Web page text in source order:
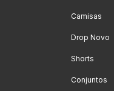
Camisas
Drop Novo
Shorts
Conjuntos